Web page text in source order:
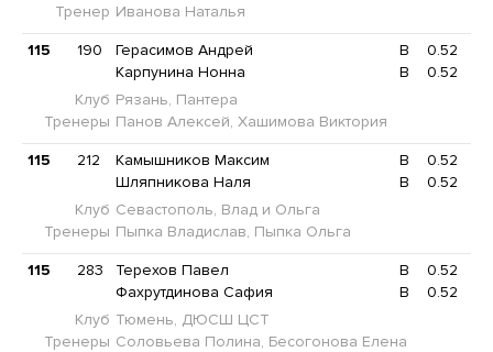
Тренер Иванова Наталья
115 190 Герасимов Андрей B
0.52
Карпунина Нонна
B
0.52
Клуб Рязань, Пантера
Тренеры Панов Алексей, Хашимова Виктория
115 212 Камышников Максим B
0.52
Шляпникова Наля
B
0.52
Клуб Севастополь, Влад и Ольга
Тренеры Пыпка Владислав, Пыпка Ольга
115 283 Терехов Павел B
0.52
Фахрутдинова Сафия
B
0.52
Клуб Тюмень, ДЮСШ ЦСТ
Тренеры Соловьева Полина, Бесогонова Елена